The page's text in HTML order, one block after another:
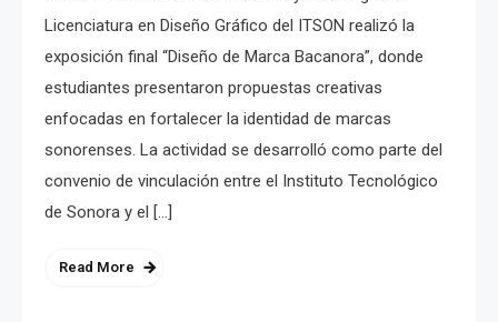
Licenciatura en Diseño Gráfico del ITSON realizó la
exposición final “Diseño de Marca Bacanora”, donde
estudiantes presentaron propuestas creativas
enfocadas en fortalecer la identidad de marcas
sonorenses. La actividad se desarrolló como parte del
convenio de vinculación entre el Instituto Tecnológico
de Sonora y el […]
Read More